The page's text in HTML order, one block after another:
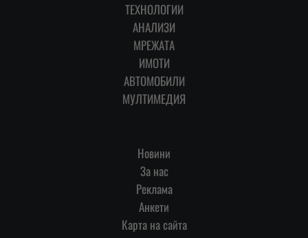
ТЕХНОЛОГИИ
АНАЛИЗИ
МРЕЖАТА
ИМОТИ
АВТОМОБИЛИ
МУЛТИМЕДИЯ
Новини
За нас
Реклама
Анкети
Карта на сайта